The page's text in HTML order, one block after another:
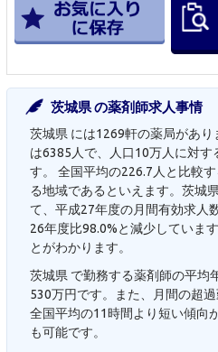
茨城県 の薬剤師求人事情
茨城県 には1269軒の薬局があ
は6385人で、人口10万人に対
す。 全国平均の226.7人と比較
る地域であるといえます。茨城
て、平成27年度の月間有効求人
26年度比98.0%と減少していま
とがわかります。
茨城県 で勤務する薬剤師の平均
530万円です。また、月間の超
全国平均の11時間より短い傾向
も可能です。